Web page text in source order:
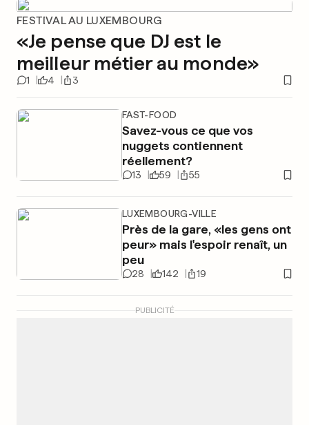
FESTIVAL AU LUXEMBOURG
«Je pense que DJ est le
meilleur métier au monde»
1 4 3
FAST-FOOD
Savez-vous ce que vos
nuggets contiennent
réellement?
13 59 55
LUXEMBOURG-VILLE
Près de la gare, «les gens ont
peur» mais l'espoir renaît, un
peu
28 142 19
PUBLICITÉ